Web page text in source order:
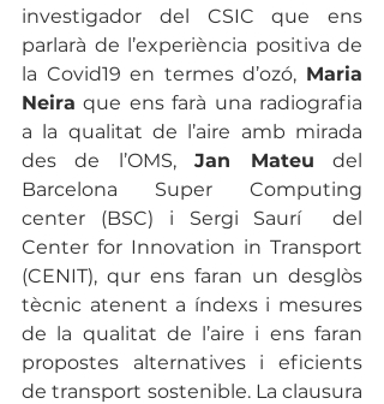
investigador del CSIC que ens
parlarà de l’experiència positiva de
la Covid19 en termes d’ozó, Maria
Neira que ens farà una radiografia
a la qualitat de l’aire amb mirada
des de l’OMS, Jan Mateu del
Barcelona Super Computing
center (BSC) i Sergi Saurí  del
Center for Innovation in Transport
(CENIT), qur ens faran un desglòs
tècnic atenent a índexs i mesures
de la qualitat de l’aire i ens faran
propostes alternatives i eficients
de transport sostenible. La clausura